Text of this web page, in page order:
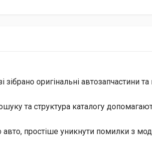
зібрано оригінальні автозапчастини
та структура каталогу
простіше уникнути помилки з